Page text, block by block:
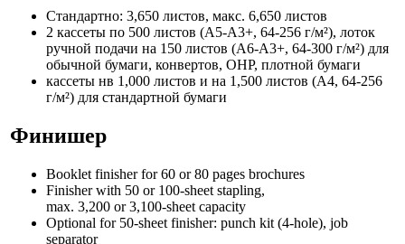
Стандартно: 3,650 листов, макс. 6,650 листов
2 кассеты по 500 листов (A5-A3+, 64-256 г/м²), лоток
ручной подачи на 150 листов (A6-A3+, 64-300 г/м²) для
обычной бумаги, конвертов, OHP, плотной бумаги
кассеты нв 1,000 листов и на 1,500 листов (A4, 64-256
г/м²) для стандартной бумаги
Финишер
Booklet finisher for 60 or 80 pages brochures
Finisher with 50 or 100-sheet stapling,
max. 3,200 or 3,100-sheet capacity
Optional for 50-sheet finisher: punch kit (4-hole), job
separator